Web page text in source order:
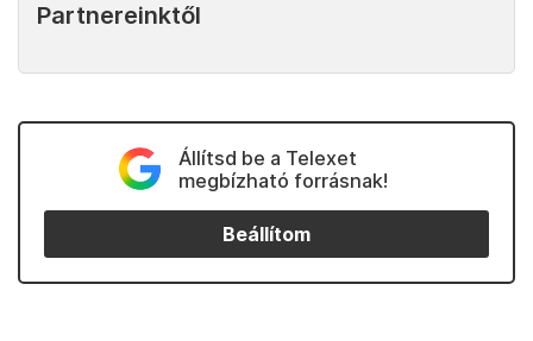
Partnereinktől
Állítsd be a Telexet
megbízható forrásnak!
Beállítom